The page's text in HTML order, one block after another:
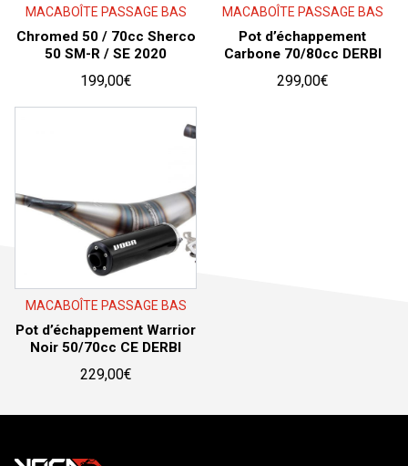
MACABOÎTE PASSAGE BAS
Chromed 50 / 70cc Sherco
50 SM-R / SE 2020
199,00€
MACABOÎTE PASSAGE BAS
Pot d’échappement
Carbone 70/80cc DERBI
299,00€
MACABOÎTE PASSAGE BAS
Pot d’échappement Warrior
Noir 50/70cc CE DERBI
229,00€